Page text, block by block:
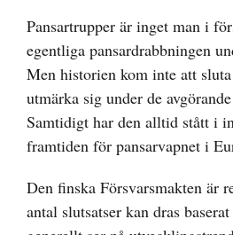
större
bild
Pansartrupper är inget man i
egentliga pansardrabbningen
Men historien kom inte att
utmärka sig under de
Samtidigt har den alltid stått i
framtiden för pansarvapnet i
Den finska Försvarsmakten är
antal slutsatser kan dras